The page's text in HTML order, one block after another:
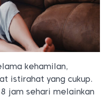
kehamilan,
istirahat yang cukup.
jam sehari melainkan